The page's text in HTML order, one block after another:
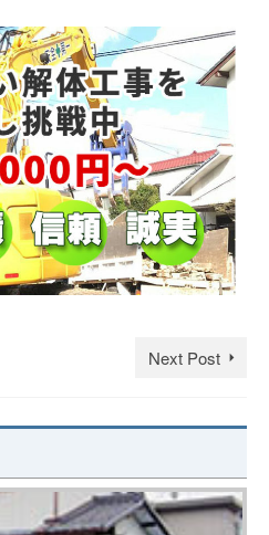
Next Post